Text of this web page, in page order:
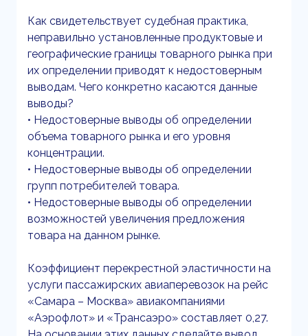
Как свидетельствует судебная практика,
неправильно установленные продуктовые и
географические границы товарного рынка при
их определении приводят к недостоверным
выводам. Чего конкретно касаются данные
выводы?
• Недостоверные выводы об определении
объема товарного рынка и его уровня
концентрации.
• Недостоверные выводы об определении
групп потребителей товара.
• Недостоверные выводы об определении
возможностей увеличения предложения
товара на данном рынке.
Коэффициент перекрестной эластичности на
услуги пассажирских авиаперевозок на рейс
«Самара – Москва» авиакомпаниями
«Аэрофлот» и «Трансаэро» составляет 0,27.